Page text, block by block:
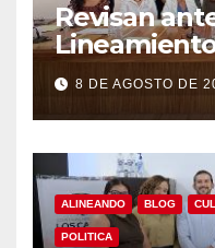
Revisan
en Los
8 DE AGOSTO DE
ALINEANDO BLOG
POLITICA